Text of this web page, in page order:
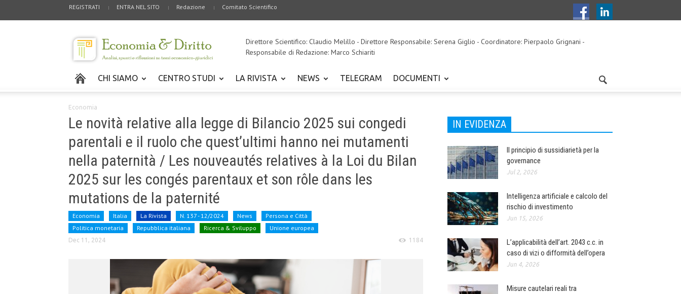
REGISTRATI ENTRA NEL SITO Redazione Comitato Scientifico
Direttore Scientifico: Claudio Melillo - Direttore Responsabile: Serena Giglio - Coordinatore: Pierpaolo Grignani -
Responsabile di Redazione: Marco Schiariti
CHI SIAMO CENTRO STUDI LA RIVISTA NEWS TELEGRAM DOCUMENTI
Economia
Le novità relative alla legge di Bilancio 2025 sui congedi
parentali e il ruolo che quest’ultimi hanno nei mutamenti
nella paternità / Les nouveautés relatives à la Loi du Bilan
2025 sur les congés parentaux et son rôle dans les
mutations de la paternité
Economia Italia La Rivista N. 137 - 12/2024 News
Persona e Città
Politica monetaria
Repubblica italiana Ricerca & Sviluppo Unione europea
Dec 11, 2024 1184
IN EVIDENZA
Il principio di sussidiarietà per la
governance
Jul 2, 2026
Intelligenza artificiale e calcolo del
rischio di investimento
Jun 15, 2026
L’applicabilità dell’art. 2043 c.c. in
caso di vizi o difformità dell’opera
Jun 4, 2026
Misure cautelari reali tra